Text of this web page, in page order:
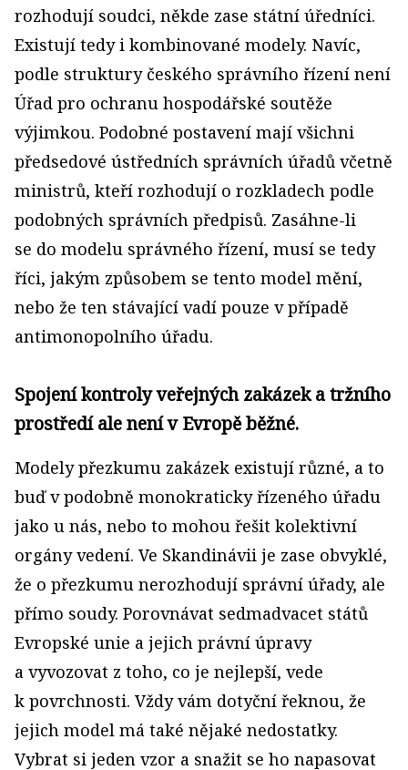
rozhodují soudci, někde zase státní úředníci.
Existují tedy i kombinované modely. Navíc,
podle struktury českého správního řízení není
Úřad pro ochranu hospodářské soutěže
výjimkou. Podobné postavení mají všichni
předsedové ústředních správních úřadů včetně
ministrů, kteří rozhodují o rozkladech podle
podobných správních předpisů. Zasáhne-li
se do modelu správného řízení, musí se tedy
říci, jakým způsobem se tento model mění,
nebo že ten stávající vadí pouze v případě
antimonopolního úřadu.
Spojení kontroly veřejných zakázek a tržního
prostředí ale není v Evropě běžné.
Modely přezkumu zakázek existují různé, a to
buď v podobně monokraticky řízeného úřadu
jako u nás, nebo to mohou řešit kolektivní
orgány vedení. Ve Skandinávii je zase obvyklé,
že o přezkumu nerozhodují správní úřady, ale
přímo soudy. Porovnávat sedmadvacet států
Evropské unie a jejich právní úpravy
a vyvozovat z toho, co je nejlepší, vede
k povrchnosti. Vždy vám dotyční řeknou, že
jejich model má také nějaké nedostatky.
Vybrat si jeden vzor a snažit se ho napasovat